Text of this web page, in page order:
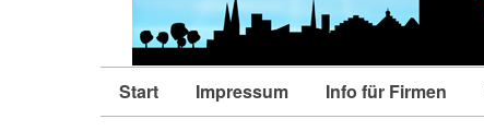
Start Impressum Info für Firmen